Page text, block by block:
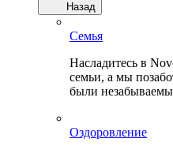
Назад
Семья
Насладитесь в
семьи, а мы
были
Оздоровление